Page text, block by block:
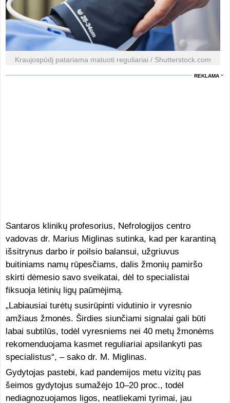
Kraujospūdį patariama matuoti reguliariai / Shutterstock.com
REKLAMA
Santaros klinikų profesorius, Nefrologijos centro
vadovas dr. Marius Miglinas sutinka, kad per karantiną
išsitrynus darbo ir poilsio balansui, užgriuvus
buitiniams namų rūpesčiams, dalis žmonių pamiršo
skirti dėmesio savo sveikatai, dėl to specialistai
fiksuoja lėtinių ligų paūmėjimą.
„Labiausiai turėtų susirūpinti vidutinio ir vyresnio
amžiaus žmonės. Širdies siunčiami signalai gali būti
labai subtilūs, todėl vyresniems nei 40 metų žmonėms
rekomenduojama kasmet reguliariai apsilankyti pas
specialistus“, – sako dr. M. Miglinas.
Gydytojas pastebi, kad pandemijos metu vizitų pas
šeimos gydytojus sumažėjo 10–20 proc., todėl
nediagnozuojamos ligos, neatliekami tyrimai, jau